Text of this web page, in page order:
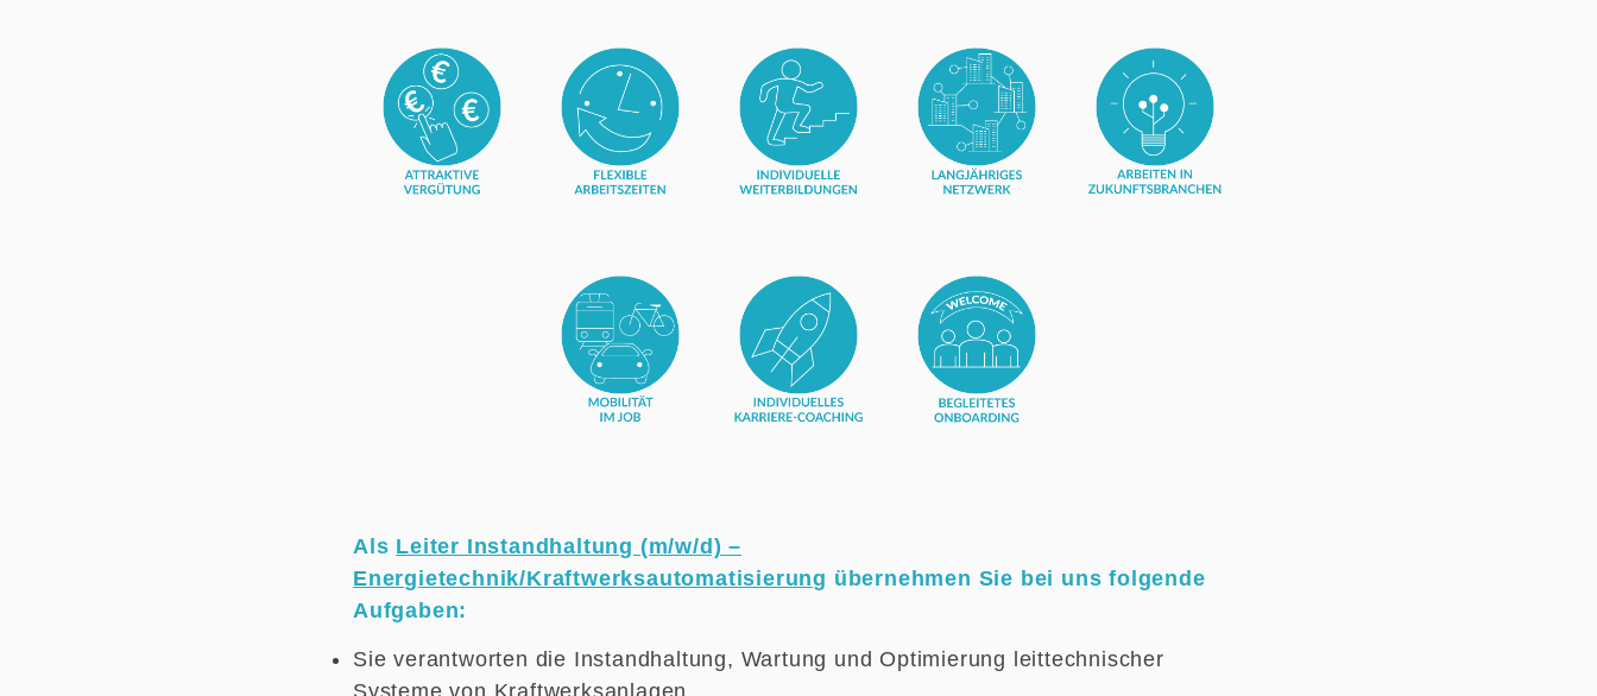
Als Leiter Instandhaltung (m/w/d) –
Energietechnik/Kraftwerksautomatisierung übernehmen Sie bei uns folgende
Aufgaben:
Sie verantworten die Instandhaltung, Wartung und Optimierung leittechnischer
Systeme von Kraftwerksanlagen.